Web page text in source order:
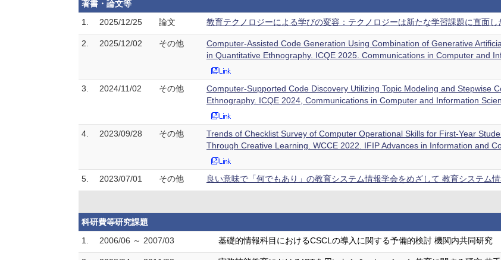
著書・論文等
1.
2025/12/25 論文 教育テクノロジーによる学びの変容：テクノロジーは新たな学習課題に直面
2. 2025/12/02 その他
Computer-Assisted Code Generation Using Combination of Generative
in Quantitative Ethnography. ICQE 2025. Communications in Computer and
3. 2024/11/02 その他
Computer-Supported Code Discovery Utilizing Topic Modeling and Stepwise
Ethnography. ICQE 2024, Communications in Computer and Information
4. 2023/09/28 その他
Trends of Checklist Survey of Computer Operational Skills for First-Year
Through Creative Learning. WCCE 2022. IFIP Advances in Information and
5. 2023/07/01 その他 良い意味で「何でもあり」の教育システム情報学会をめざして 教育システム
科研費等研究課題
1.
2006/06 ～ 2007/03 基礎的情報科目におけるCSCLの導入に関する予備的検討 機関内共同研究